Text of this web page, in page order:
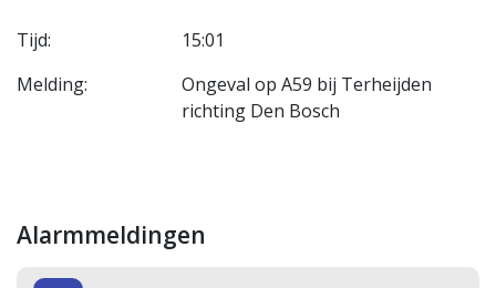
Tijd:
Melding:
15:01
Ongeval op A59 bij Terheijden
richting Den Bosch
Alarmmeldingen